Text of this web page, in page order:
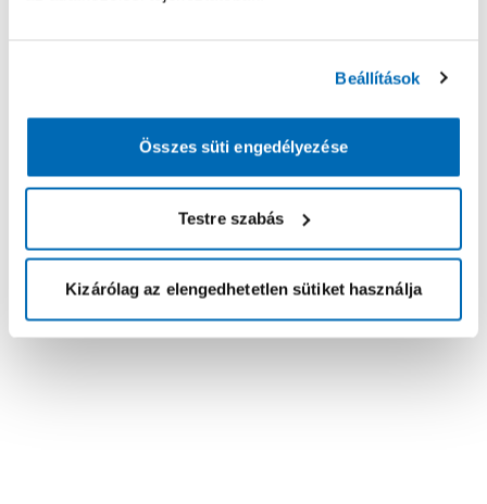
Beállítások
Összes süti engedélyezése
Testre szabás
Kizárólag az elengedhetetlen sütiket használja